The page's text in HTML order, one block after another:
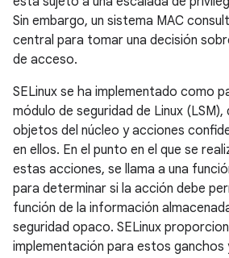
Sin embargo, un sistema MAC
central para tomar una decisión
de acceso.
SELinux se ha implementado como
módulo de seguridad de Linux
objetos del núcleo y acciones
en ellos. En el punto en el que se
estas acciones, se llama a una
para determinar si la acción debe
función de la información
seguridad opaco. SELinux
implementación para estos